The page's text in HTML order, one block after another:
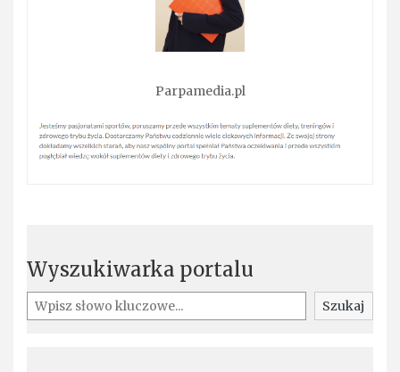
Parpamedia.pl
Wyszukiwarka portalu
Szukaj Szukaj